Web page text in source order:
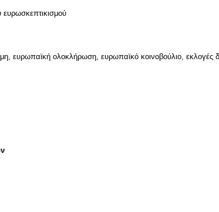
ευρωσκεπτικισμού
ευρωπαϊκή ολοκλήρωση, ευρωπαϊκό κοινοβούλιο, εκλογές